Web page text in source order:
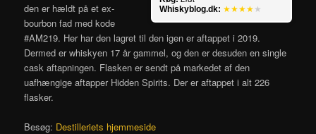
Whiskyblog.dk: ★★★★ ★
den er hældt på et ex-
bourbon fad med kode
#AM219. Her har den lagret til den igen er aftappet i 2019.
Dermed er whiskyen 17 år gammel, og den er desuden en single
cask aftapningen. Flasken er sendt på markedet af den
uafhængige aftapper Hidden Spirits. Der er aftappet i alt 226
flasker.
Besøg: Destilleriets hjemmeside